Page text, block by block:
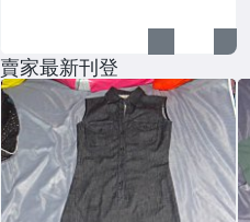
賣家最新刊登